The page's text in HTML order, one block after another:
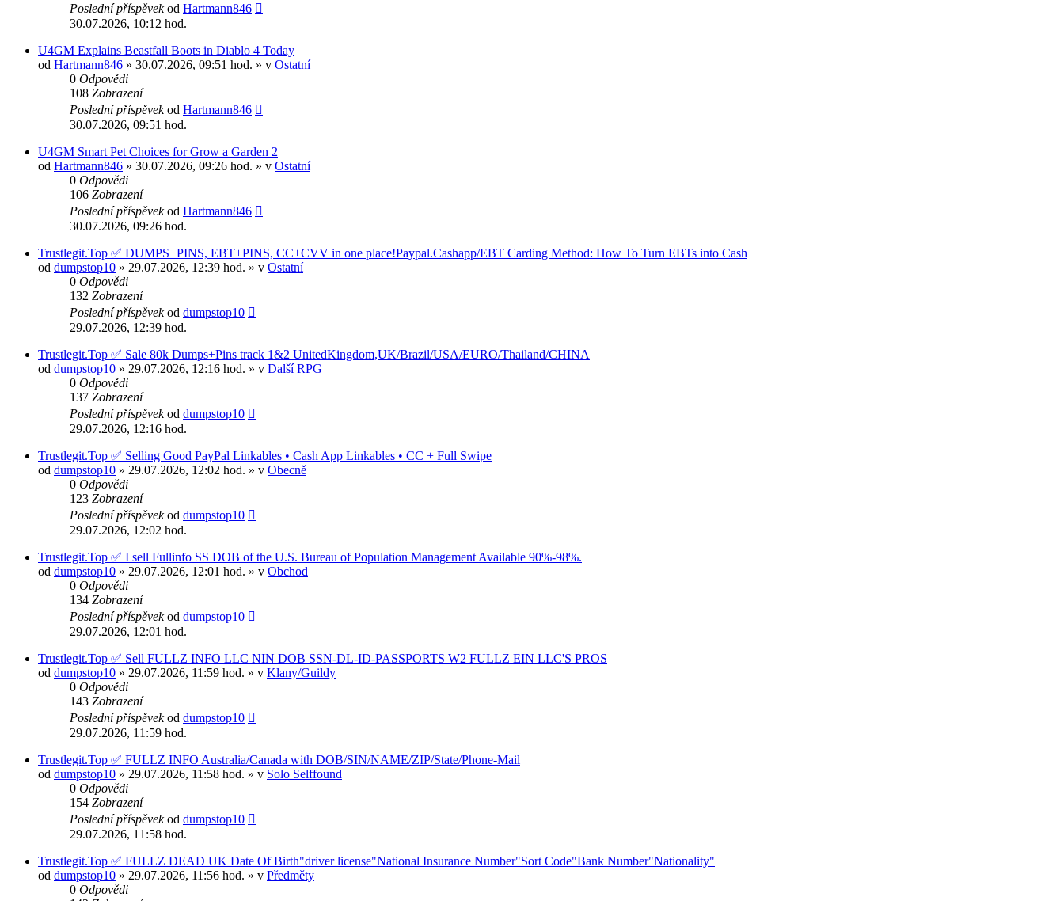
Poslední příspěvekod Hartmann846
30.07.2026, 10:12 hod.
U4GM Explains Beastfall Boots in Diablo 4 Today
od Hartmann846 » 30.07.2026, 09:51 hod. » v Ostatní
0 Odpovědi
108 Zobrazení
Poslední příspěvekod Hartmann846
30.07.2026, 09:51 hod.
U4GM Smart Pet Choices for Grow a Garden 2
od Hartmann846 » 30.07.2026, 09:26 hod. » v Ostatní
0 Odpovědi
106 Zobrazení
Poslední příspěvekod Hartmann846
30.07.2026, 09:26 hod.
Trustlegit.Top ✅ DUMPS+PINS, EBT+PINS, CC+CVV in one place!Paypal.Cashapp/EBT Carding Method: How To Turn EBTs into Cash
od dumpstop10 » 29.07.2026, 12:39 hod. » v Ostatní
0 Odpovědi
132 Zobrazení
Poslední příspěvekod dumpstop10
29.07.2026, 12:39 hod.
Trustlegit.Top ✅ Sale 80k Dumps+Pins track 1&2 UnitedKingdom,UK/Brazil/USA/EURO/Thailand/CHINA
od dumpstop10 » 29.07.2026, 12:16 hod. » v Další RPG
0 Odpovědi
137 Zobrazení
Poslední příspěvekod dumpstop10
29.07.2026, 12:16 hod.
Trustlegit.Top ✅ Selling Good PayPal Linkables • Cash App Linkables • CC + Full Swipe
od dumpstop10 » 29.07.2026, 12:02 hod. » v Obecně
0 Odpovědi
123 Zobrazení
Poslední příspěvekod dumpstop10
29.07.2026, 12:02 hod.
Trustlegit.Top ✅ I sell Fullinfo SS DOB of the U.S. Bureau of Population Management Available 90%-98%.
od dumpstop10 » 29.07.2026, 12:01 hod. » v Obchod
0 Odpovědi
134 Zobrazení
Poslední příspěvekod dumpstop10
29.07.2026, 12:01 hod.
Trustlegit.Top ✅ Sell FULLZ INFO LLC NIN DOB SSN-DL-ID-PASSPORTS W2 FULLZ EIN LLC'S PROS
od dumpstop10 » 29.07.2026, 11:59 hod. » v Klany/Guildy
0 Odpovědi
143 Zobrazení
Poslední příspěvekod dumpstop10
29.07.2026, 11:59 hod.
Trustlegit.Top ✅ FULLZ INFO Australia/Canada with DOB/SIN/NAME/ZIP/State/Phone-Mail
od dumpstop10 » 29.07.2026, 11:58 hod. » v Solo Selffound
0 Odpovědi
154 Zobrazení
Poslední příspěvekod dumpstop10
29.07.2026, 11:58 hod.
Trustlegit.Top ✅ FULLZ DEAD UK Date Of Birth"driver license"National Insurance Number"Sort Code"Bank Number"Nationality"
od dumpstop10 » 29.07.2026, 11:56 hod. » v Předměty
0 Odpovědi